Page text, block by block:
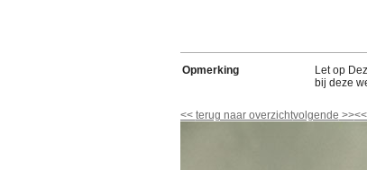
Opmerking
Let op
bij deze
<< terug naar overzichtvolgende >><<